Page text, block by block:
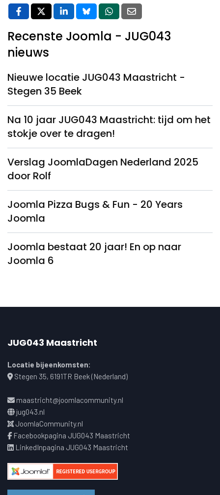
Recenste Joomla - JUG043
nieuws
Nieuwe locatie JUG043 Maastricht -
Stegen 35 Beek
Na 10 jaar JUG043 Maastricht: tijd om het
stokje over te dragen!
Verslag JoomlaDagen Nederland 2025
door Rolf
Joomla Pizza Bugs & Fun - 20 Years
Joomla
Joomla bestaat 20 jaar! En op naar
Joomla 6
JUG043 Maastricht
Locatie bijeenkomsten:
Stegen 35, 6191TR Beek (Nederland)
maastricht@joomlacommunity.nl
jug043.nl
JoomlaCommunity.nl
Facebookpagina JUG043 Maastricht
LinkedInpagina JUG043 Maastricht